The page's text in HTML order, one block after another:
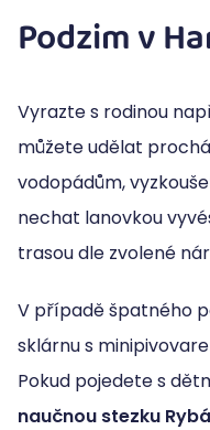
Podzim v
Vyrazte s rodinou
můžete udělat
vodopádům,
nechat lanovkou
trasou dle zvolené
V případě špatného
sklárnu s
Pokud pojedete s
naučnou stezku